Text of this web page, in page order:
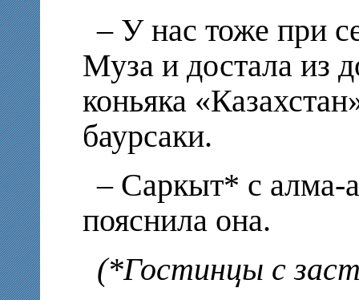
– У нас тоже при
Муза и достала из
коньяка
баурсаки.
– Саркыт* с алма-
пояснила она.
(*Гостинцы с